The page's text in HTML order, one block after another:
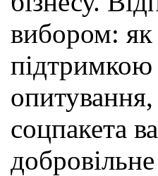
вибором: як
підтримкою
соцпакета